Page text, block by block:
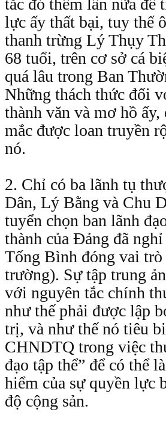
tắc đó thêm lần nữa để
lực ấy thất bại, tuy thế
thanh trừng Lý Thụy
68 tuổi, trên cơ sở cá
quá lâu trong Ban
Những thách thức đối
thành văn và mơ hồ
mắc được loan truyền
nó.
2. Chỉ có ba lãnh tụ
Dân, Lý Bằng và Chu
tuyển chọn ban lãnh
thành của Ðảng đã
Tống Bình đóng vai trò
trường). Sự tập trung
với nguyên tắc chính
như thế phải được lập
trị, và như thế nó tiêu
CHNDTQ trong việc
đạo tập thể” để có thể
hiểm của sự quyền lực
độ cộng sản.